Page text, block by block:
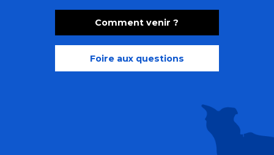
Comment venir ?
Foire aux questions